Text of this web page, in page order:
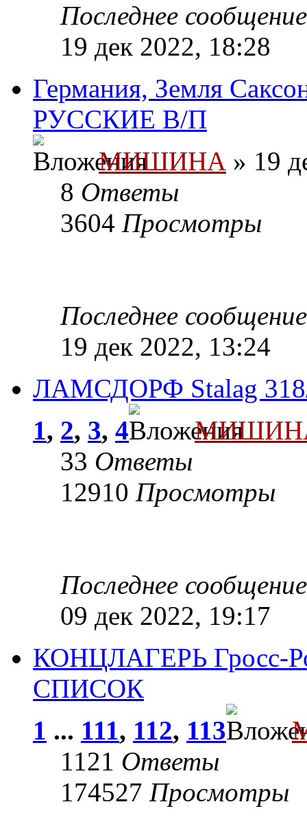
Последнее
19 дек 2022, 18:28
Германия, Земля
РУССКИЕ В/П
МИШИНА » 19
8 Ответы
3604 Просмотры
Последнее
19 дек 2022, 13:24
ЛАМСДОРФ Stalag
1, 2, 3, 4
33 Ответы
12910 Просмотры
Последнее
09 дек 2022, 19:17
КОНЦЛАГЕРЬ Гросс-
СПИСОК
1 ... 111, 112, 113
1121 Ответы
174527 Просмотры